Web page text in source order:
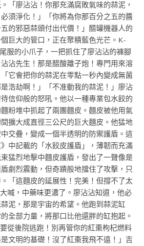
「廖沾沾！你那充滿腐敗氣味的蒜泥，
須淨化！」「你將為你那百分之五的醬
的邪惡蒜頭付出代價！」醋罐機器人的
巨大的管口，正在聚積藍色光芒。K-
服的小爪子，一把抓住了廖沾沾的褲腳
沾先生！那是醋酸離子炮！專門用來溶
它會把你的蒜泥在零點一秒內變成無菌
浩劫啊！」「不准動我的蒜泥！」廖沾
信仰般的怒吼。他以一種專業包水餃的
粉堆中抓起了兩團麵皮。麵皮被他用氣
擴大成直徑三公尺的巨大麵皮。他猛地
交疊，變成一個半透明的防禦護盾。這
中記載的「水餃皮護盾」，薄韌而充滿
猛烈地擊中麵皮護盾，發出了一聲像是
劇烈震動，但奇蹟般地擋住了攻擊，只
「這麵皮的延展性！完美！但撐不了太
喊，中藥味更濃了。廖沾沾知道，他必
泥，那是宇宙的希望。他跑到蒜泥缸
全部力量，將那口比他還胖的缸抱起。
從後院逃跑！別再管你的紅棗枸杞燃料
文明的基礎！沒了紅棗我飛不遠！」吉